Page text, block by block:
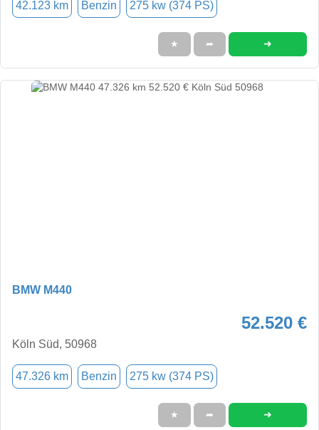
42.123 km Benzin 275 kw (374 PS)
★ ➦ ➜
BMW M440
52.520 €
Köln Süd, 50968
47.326 km Benzin 275 kw (374 PS)
★ ➦ ➜